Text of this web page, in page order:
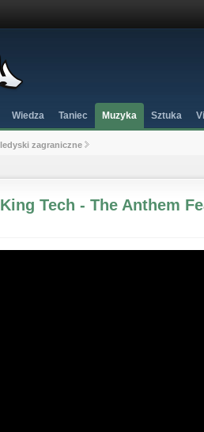
Wiedza Taniec Muzyka Sztuka
zagraniczne
Tech - The Anthem